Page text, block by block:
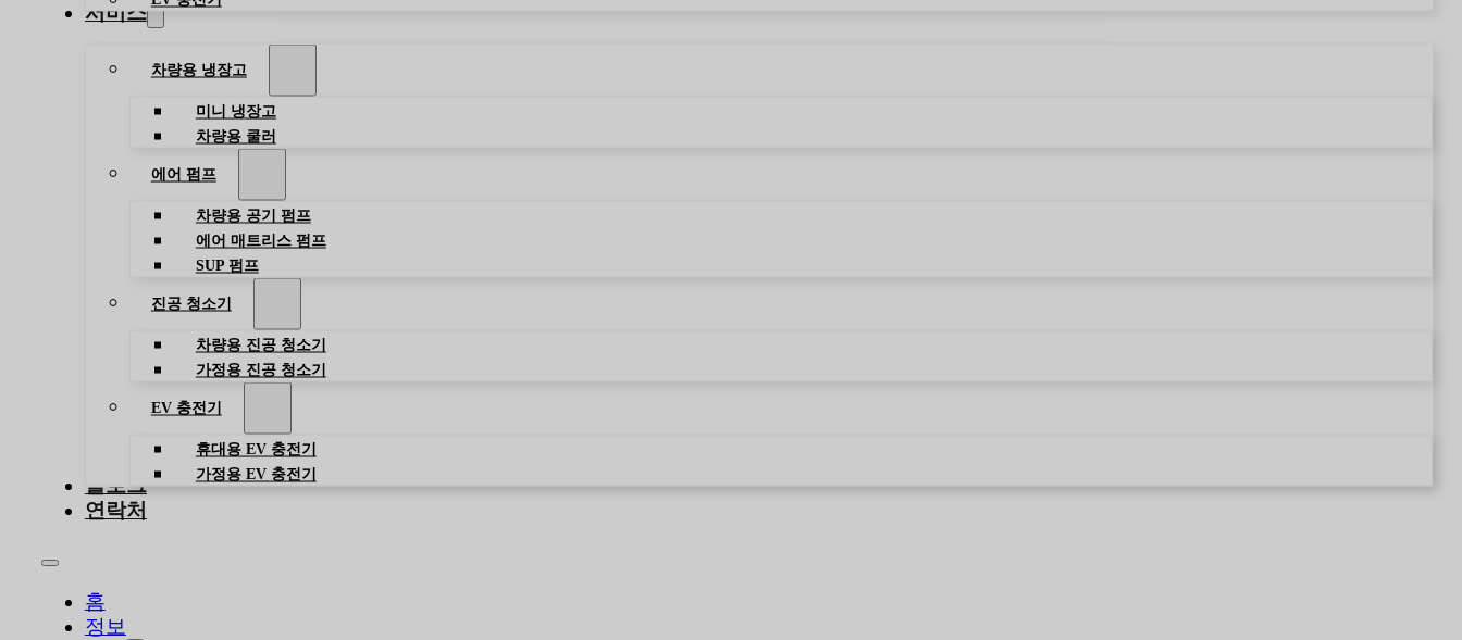
서비스
차량용 냉장고
미니 냉장고
차량용 쿨러
에어 펌프
차량용 공기 펌프
에어 매트리스 펌프
SUP 펌프
진공 청소기
차량용 진공 청소기
가정용 진공 청소기
EV 충전기
휴대용 EV 충전기
가정용 EV 충전기
블로그
연락처
홈
정보